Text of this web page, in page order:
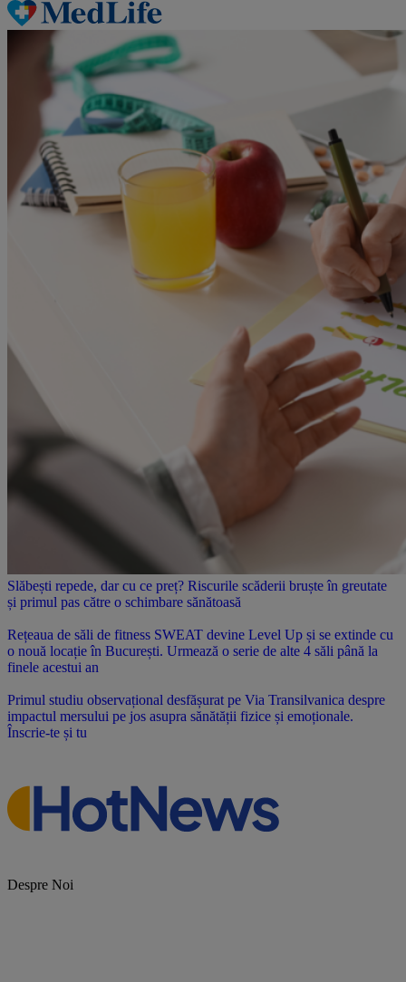
Slăbești repede, dar cu ce preț? Riscurile scăderii bruște în greutate
și primul pas către o schimbare sănătoasă
Rețeaua de săli de fitness SWEAT devine Level Up și se extinde cu
o nouă locație în București. Urmează o serie de alte 4 săli până la
finele acestui an
Primul studiu observațional desfășurat pe Via Transilvanica despre
impactul mersului pe jos asupra sănătății fizice și emoționale.
Înscrie-te și tu
Despre Noi